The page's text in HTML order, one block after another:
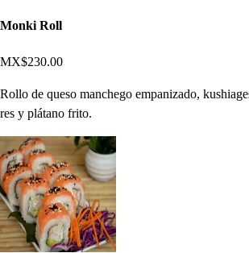
Monki Roll
MX$230.00
Rollo de queso manchego empanizado,
res y plátano frito.